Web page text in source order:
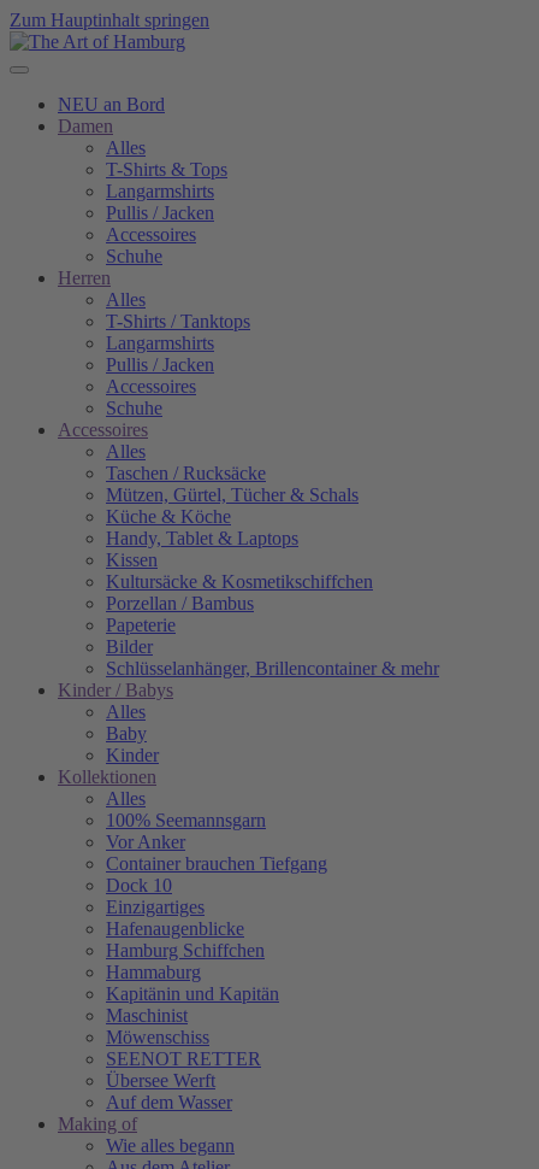
Zum Hauptinhalt springen
NEU an Bord
Damen
Alles
T-Shirts & Tops
Langarmshirts
Pullis / Jacken
Accessoires
Schuhe
Herren
Alles
T-Shirts / Tanktops
Langarmshirts
Pullis / Jacken
Accessoires
Schuhe
Accessoires
Alles
Taschen / Rucksäcke
Mützen, Gürtel, Tücher & Schals
Küche & Köche
Handy, Tablet & Laptops
Kissen
Kultursäcke & Kosmetikschiffchen
Porzellan / Bambus
Papeterie
Bilder
Schlüsselanhänger, Brillencontainer & mehr
Kinder / Babys
Alles
Baby
Kinder
Kollektionen
Alles
100% Seemannsgarn
Vor Anker
Container brauchen Tiefgang
Dock 10
Einzigartiges
Hafenaugen­blicke
Hamburg Schiffchen
Hammaburg
Kapitänin und Kapitän
Maschinist
Möwenschiss
SEENOT RETTER
Übersee Werft
Auf dem Wasser
Making of
Wie alles begann